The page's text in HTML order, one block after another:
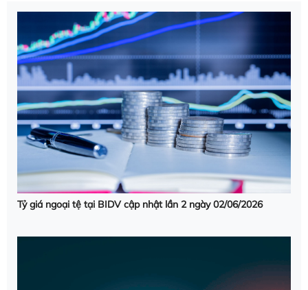
Tỷ giá ngoại tệ tại BIDV cập nhật lần 2 ngày 02/06/2026